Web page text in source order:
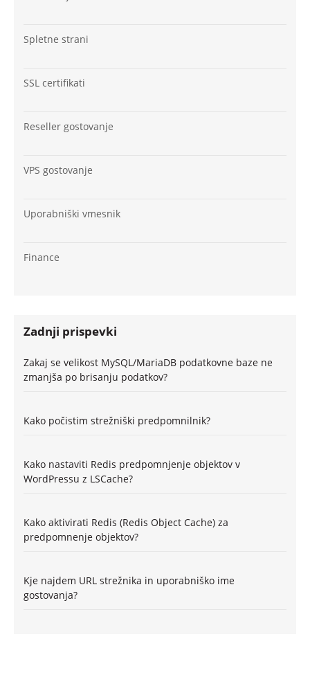
Spletne strani
SSL certifikati
Reseller gostovanje
VPS gostovanje
Uporabniški vmesnik
Finance
Zadnji prispevki
Zakaj se velikost MySQL/MariaDB podatkovne baze ne
zmanjša po brisanju podatkov?
Kako počistim strežniški predpomnilnik?
Kako nastaviti Redis predpomnjenje objektov v
WordPressu z LSCache?
Kako aktivirati Redis (Redis Object Cache) za
predpomnenje objektov?
Kje najdem URL strežnika in uporabniško ime
gostovanja?